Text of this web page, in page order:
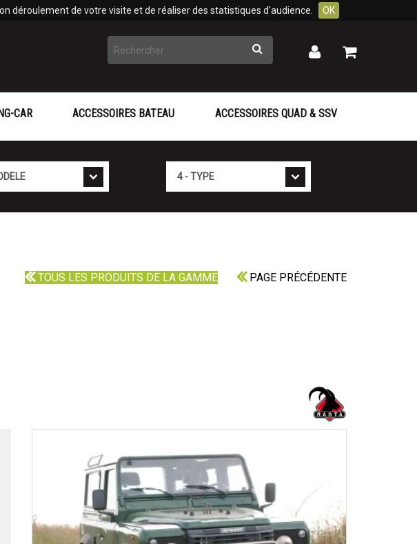
déroulement de votre visite et de réaliser des statistiques d'audience. OK
Rechercher Mon
Mon
CAR ACCESSOIRES BATEAU ACCESSOIRES QUAD & SSV
TOUS LES PRODUITS DE LA GAMME PAGE PRÉCÉDENTE